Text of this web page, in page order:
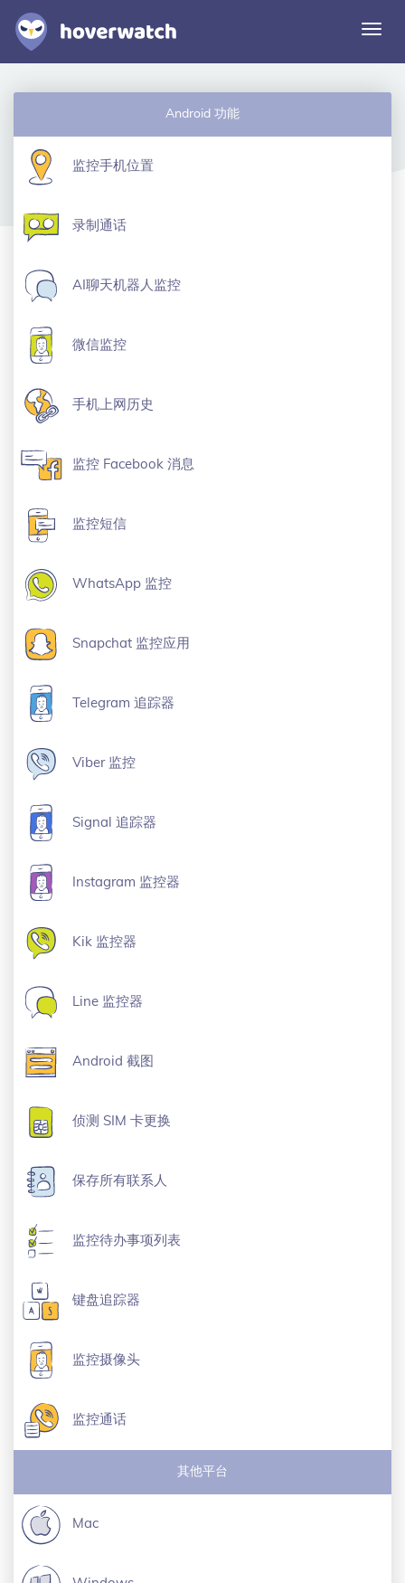
切
航
功能
Android 功能
监控手机位置
录制通话
AI聊天机器人监控
微信监控
手机上网历史
监控 Facebook 消息
监控短信
WhatsApp 监控
Snapchat 监控应用
Telegram 追踪器
Viber 监控
Signal 追踪器
Instagram 监控器
Kik 监控器
Line 监控器
Android 截图
侦测 SIM 卡更换
保存所有联系人
监控待办事项列表
键盘追踪器
监控摄像头
监控通话
其他平台
Mac